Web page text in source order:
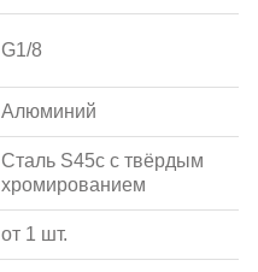
G1/8
Алюминий
Сталь S45c с твёрдым
хромированием
от 1 шт.